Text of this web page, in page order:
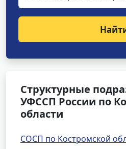
Структурные
УФССП России по
области
СОСП по Костромской